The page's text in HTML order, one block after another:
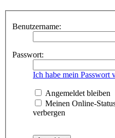
Benutzername:
Passwort:
Ich habe mein Passwort
Angemeldet bleiben
Meinen Online-
verbergen